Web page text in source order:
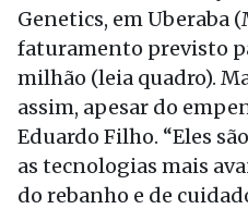
Genetics, em Uberaba
faturamento previsto
milhão (leia quadro).
assim, apesar do
Eduardo Filho. “Eles
as tecnologias mais
do rebanho e de